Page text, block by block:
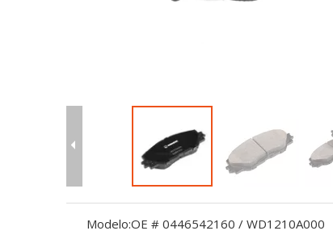
Modelo:OE # 0446542160 / WD1210A000